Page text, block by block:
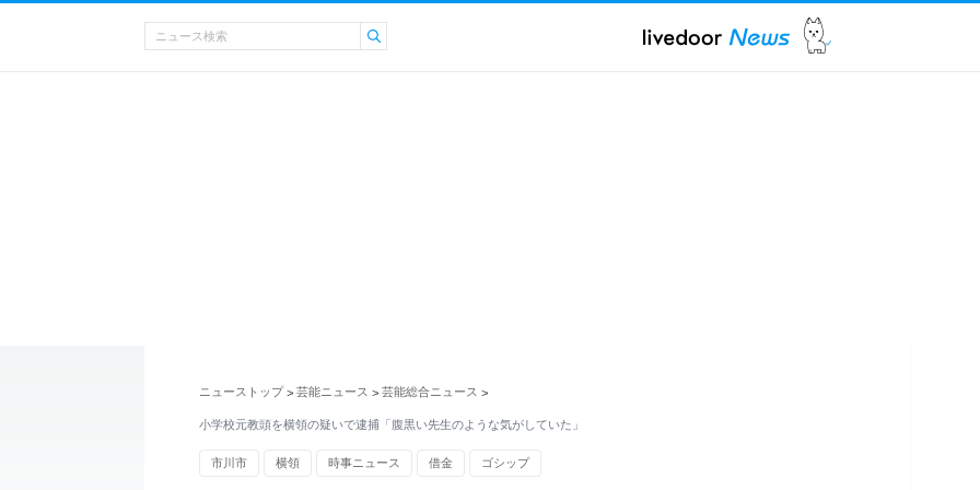
ニューストップ > 芸能ニュース > 芸能総合ニュース >
小学校元教頭を横領の疑いで逮捕「腹黒い先生のような気がしていた」
市川市 横領 時事ニュース 借金 ゴシップ